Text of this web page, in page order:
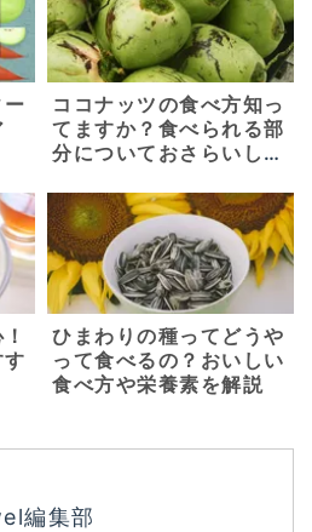
ココナッツの食べ方知っ
てますか？食べられる部
分についておさらいしよ
ひまわりの種ってどうや
って食べるの？おいしい
食べ方や栄養素を解説
編集部